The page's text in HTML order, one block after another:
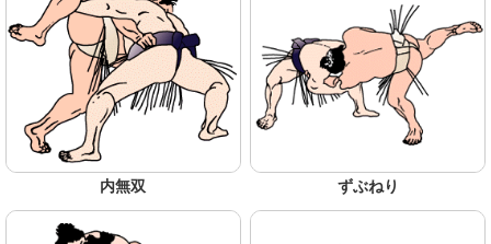
内無双 ずぶねり